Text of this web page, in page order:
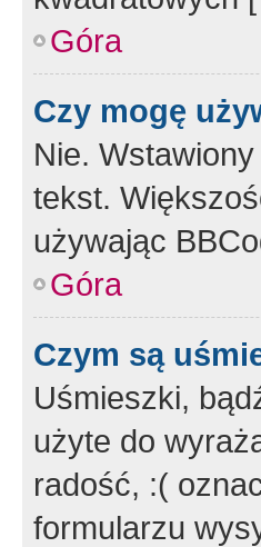
Góra
Czy mogę
Nie.
tekst.
używając
Góra
Czym są
Uśmieszki,
użyte do
radość, :(
formularzu